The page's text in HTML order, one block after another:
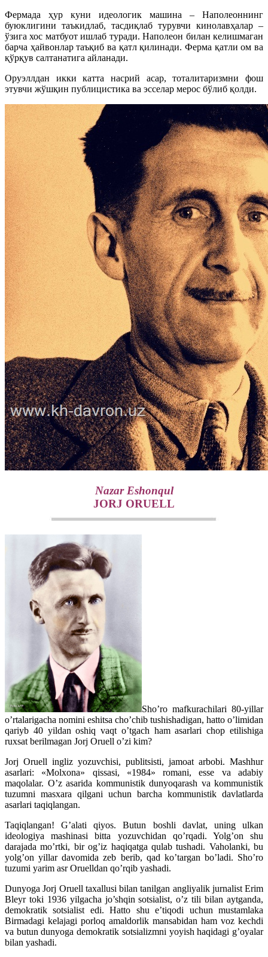
Фермада ҳур куни идеологик машина – Наполеоннинг
буюклигини таъкидлаб, тасдиқлаб турувчи кинолавҳалар –
ўзига хос матбуот ишлаб туради. Наполеон билан келишмаган
барча ҳайвонлар таъқиб ва қатл қилинади. Ферма қатли ом ва
қўрқув салтанатига айланади.
Оруэллдан икки катта насрий асар, тоталитаризмни фош
этувчи жўшқин публицистика ва эсселар мерос бўлиб қолди.
Nazar Eshonqul
JORJ ORUELL
Sho’ro mafkurachilari 80-yillar
o’rtalarigacha nomini eshitsa cho’chib tushishadigan, hatto o’limidan
qariyb 40 yildan oshiq vaqt o’tgach ham asarlari chop etilishiga
ruxsat berilmagan Jorj Oruell o’zi kim?
Jorj Oruell ingliz yozuvchisi, publitsisti, jamoat arbobi. Mashhur
asarlari: «Molxona» qissasi, «1984» romani, esse va adabiy
maqolalar. O’z asarida kommunistik dunyoqarash va kommunistik
tuzumni masxara qilgani uchun barcha kommunistik davlatlarda
asarlari taqiqlangan.
Taqiqlangan! G’alati qiyos. Butun boshli davlat, uning ulkan
ideologiya mashinasi bitta yozuvchidan qo’rqadi. Yolg’on shu
darajada mo’rtki, bir og’iz haqiqatga qulab tushadi. Vaholanki, bu
yolg’on yillar davomida zeb berib, qad ko’targan bo’ladi. Sho’ro
tuzumi yarim asr Oruelldan qo’rqib yashadi.
Dunyoga Jorj Oruell taxallusi bilan tanilgan angliyalik jurnalist Erim
Bleyr toki 1936 yilgacha jo’shqin sotsialist, o’z tili bilan aytganda,
demokratik sotsialist edi. Hatto shu e’tiqodi uchun mustamlaka
Birmadagi kelajagi porloq amaldorlik mansabidan ham voz kechdi
va butun dunyoga demokratik sotsializmni yoyish haqidagi g’oyalar
bilan yashadi.